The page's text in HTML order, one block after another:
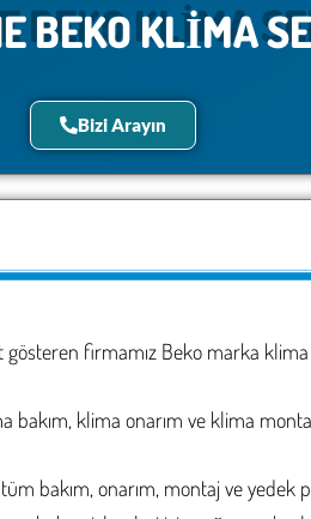
BEKO KLİMA
Bizi Arayın
firmamız Beko marka
bakım, klima onarım ve klima
bakım, onarım, montaj ve yedek